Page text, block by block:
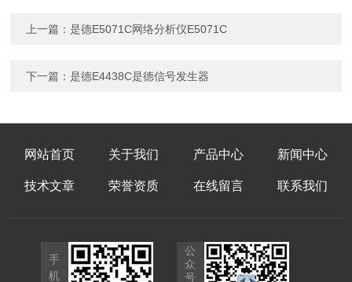
上一篇：是德E5071C网络分析仪E5071C
下一篇：是德E4438C是德信号发生器
网站首页 关于我们 产品中心 新闻中心
技术文章 荣誉资质 在线留言 联系我们
手
机
公
众
号